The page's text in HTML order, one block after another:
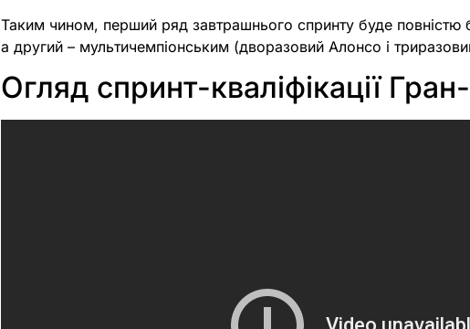
Таким чином, перший ряд завтрашнього спринту буде повністю
а другий – мультичемпіонським (дворазовий Алонсо і
Огляд спринт-кваліфікації